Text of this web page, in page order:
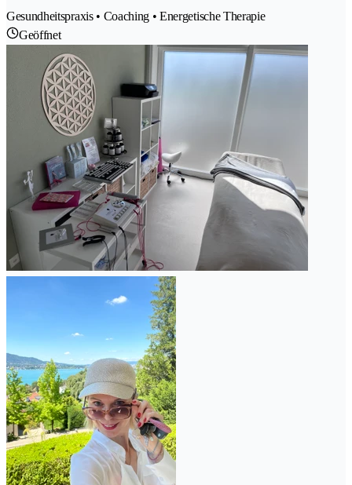
Gesundheitspraxis • Coaching • Energetische Therapie
Geöffnet